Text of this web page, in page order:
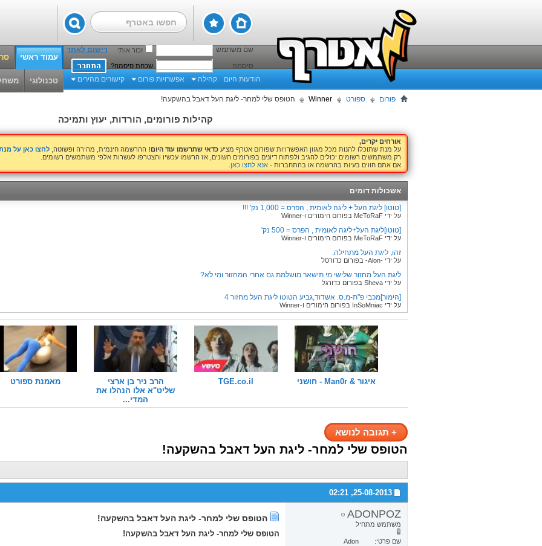
שם משתמש זכור אותי
רישום לאתר
סיסמה
שכחת סיסמה?
עמוד ראשי
הודעות היום קהילה אפשרויות פורום קישורים מהירים טכנולוגי
פורום ספורט Winner הטופס שלי למחר- ליגת העל דאבל בהשקעה!
קהילות פורומים, הורדות, יעוץ ותמיכה
אורחים יקרים,
על מנת שתוכלו להנות מכל מגוון האפשרויות שפורום אטרף מציע כדאי שתרשמו עוד היום! ההרשמה חינמית, מהירה ופשוטה, לחצו כאן על
רק משתמשים רשומים יכולים להגיב ולפתוח דיונים בפורומים השונים, אז הרשמו עכשיו והצטרפו לעשרות אלפי משתמשים רשומים.
אם אתם חווים בעיות בהרשמה או בהתחברות - אנא לחצו כאן
אשכולות דומים
[טוטו] ליגת העל + ליגה לאומית , הפרס = 1,000 נק' !!!
על ידי MeToRaF בפורום הימורים ו-Winner
[טוטו]ליגת העל+ליגה לאומית , הפרס = 500 נק'
על ידי MeToRaF בפורום הימורים ו-Winner
זהו, ליגת העל מתחילה.
על ידי -Alon- בפורום כדורסל
ליגת העל מחזור שלישי מי תישאר מושלמת גם אחרי המחזור ומי לא?
על ידי Sheva בפורום כדורגל
[הימור]מכבי פ"ת-מ.ס. אשדוד,גביע הטוטו ליגת העל מחזור 4
על ידי InSoMniac בפורום הימורים ו-Winner
איגור & Man0r - חושני TGE.co.il
הרב ניר בן ארצי
שליט"א אלו הנהלו את
המדי...
מאמנת ספורט
+ תגובה לנושא
הטופס שלי למחר- ליגת העל דאבל בהשקעה!
25-08-2013,
02:21
ADONPOZ
משתמש מתחיל
שם פרטי
Adon
הטופס שלי למחר- ליגת העל דאבל בהשקעה!
הטופס שלי למחר- ליגת העל דאבל בהשקעה!